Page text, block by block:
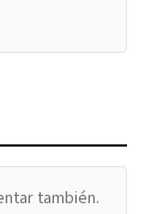
también.